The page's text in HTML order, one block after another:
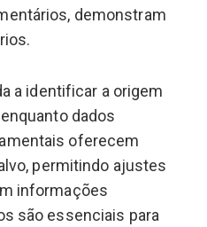
demonstram
a identificar a origem
enquanto dados
oferecem
permitindo ajustes
informações
são essenciais para